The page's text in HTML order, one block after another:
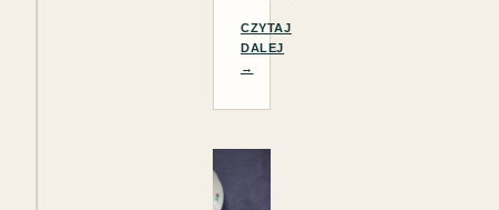
CZYTAJ
DALEJ
→